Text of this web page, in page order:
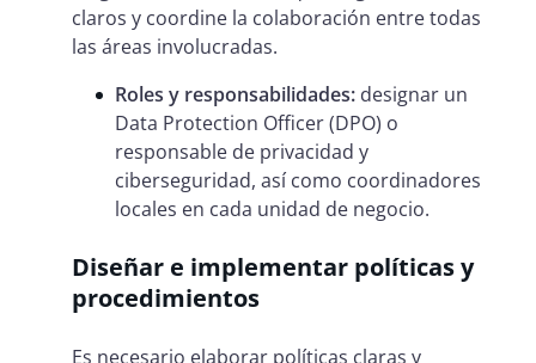
claros y coordine la colaboración entre todas
las áreas involucradas.
Roles y responsabilidades: designar un
Data Protection Officer (DPO) o
responsable de privacidad y
ciberseguridad, así como coordinadores
locales en cada unidad de negocio.
Diseñar e implementar políticas y
procedimientos
Es necesario elaborar políticas claras y